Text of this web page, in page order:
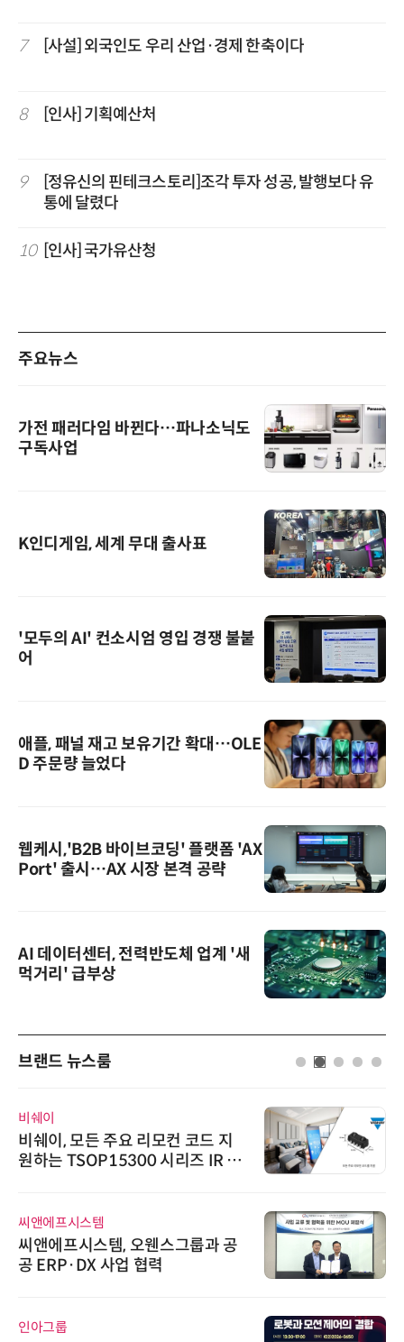
7 [사설] 외국인도 우리 산업·경제 한축이다
8 [인사] 기획예산처
9
[정유신의 핀테크스토리]조각 투자 성공, 발행보다 유
통에 달렸다
10 [인사] 국가유산청
주요뉴스
가전 패러다임 바뀐다…파나소닉도
구독사업
K인디게임, 세계 무대 출사표
'모두의 AI' 컨소시엄 영입 경쟁 불붙
어
애플, 패널 재고 보유기간 확대…OLE
D 주문량 늘었다
웹케시,'B2B 바이브코딩' 플랫폼 'AX
Port' 출시…AX 시장 본격 공략
AI 데이터센터, 전력반도체 업계 '새
먹거리' 급부상
브랜드 뉴스룸
비쉐이
비쉐이, 모든 주요 리모컨 코드 지
원하는 TSOP15300 시리즈 IR 수
씨앤에프시스템
씨앤에프시스템, 오웬스그룹과 공
공 ERP·DX 사업 협력
인아그룹